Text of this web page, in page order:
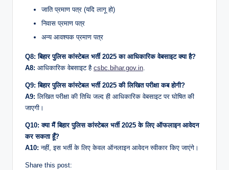
जाति प्रमाण पत्र (यदि लागू हो)
निवास प्रमाण पत्र
अन्य आवश्यक प्रमाण पत्र
Q8: बिहार पुलिस कांस्टेबल भर्ती 2025 का आधिकारिक वेबसाइट क्या है?
A8: आधिकारिक वेबसाइट है csbc.bihar.gov.in.
Q9: बिहार पुलिस कांस्टेबल भर्ती 2025 की लिखित परीक्षा कब होगी?
A9: लिखित परीक्षा की तिथि जल्द ही आधिकारिक वेबसाइट पर घोषित की
जाएगी।
Q10: क्या मैं बिहार पुलिस कांस्टेबल भर्ती 2025 के लिए ऑफलाइन आवेदन
कर सकता हूँ?
A10: नहीं, इस भर्ती के लिए केवल ऑनलाइन आवेदन स्वीकार किए जाएंगे।
Share this post: